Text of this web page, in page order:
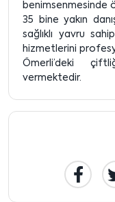
benimsenmesinde
35 bine yakın
sağlıklı yavru
hizmetlerini
Ömerli’deki
vermektedir.